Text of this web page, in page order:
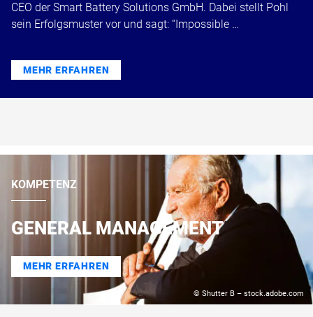
CEO der Smart Battery Solutions GmbH. Dabei stellt Pohl
sein Erfolgsmuster vor und sagt: “Impossible …
MEHR ERFAHREN
© Shutter B – stock.adobe.com
KOMPETENZ
GENERAL MANAGEMENT
MEHR ERFAHREN